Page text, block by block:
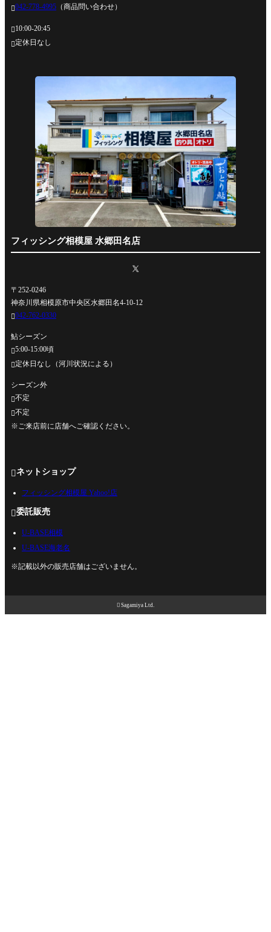
042-778-4995 （商品問い合わせ）
10:00-20:45
定休日なし
フィッシング相模屋 水郷田名店
〒252-0246
神奈川県相模原市中央区水郷田名4-10-12
042-762-0330
鮎シーズン
5:00-15:00頃
定休日なし（河川状況による）
シーズン外
不定
不定
※ご来店前に店舗へご確認ください。
ネットショップ
フィッシング相模屋 Yahoo!店
委託販売
U-BASE相模
U-BASE海老名
※記載以外の販売店舗はございません。
 Sagamiya Ltd.